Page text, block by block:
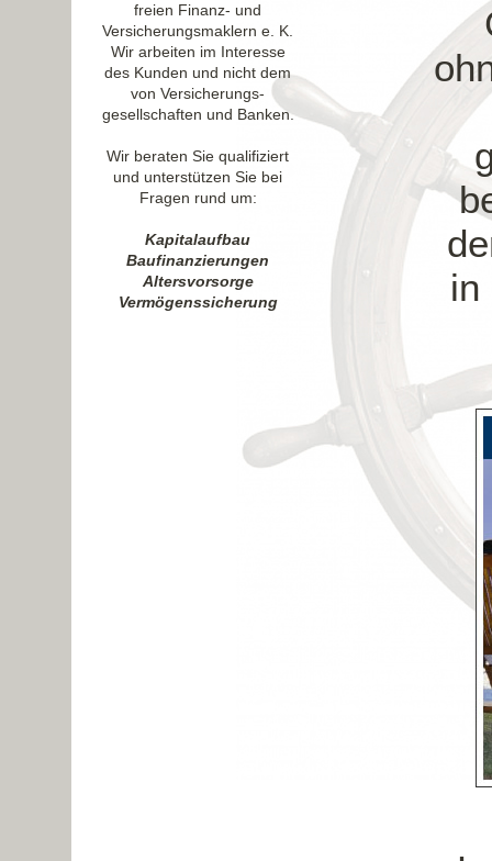
freien Finanz- und
Versicherungsmaklern e. K.
Wir arbeiten im Interesse
des Kunden und nicht dem
von Versicherungs-
gesellschaften und Banken.
Wir beraten Sie qualifiziert
und unterstützen Sie bei
Fragen rund um:
Kapitalaufbau
Baufinanzierungen
Altersvorsorge
Vermögenssicherung
in